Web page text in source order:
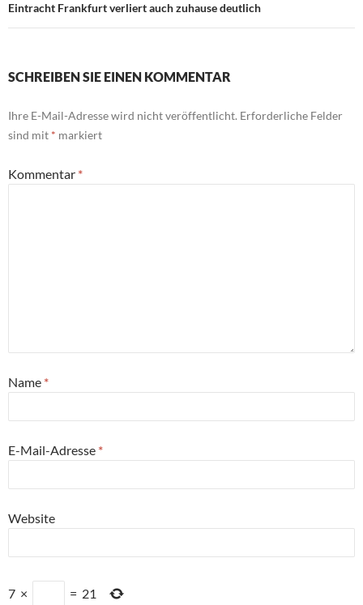
Eintracht Frankfurt verliert auch zuhause deutlich
SCHREIBEN SIE EINEN KOMMENTAR
Ihre E-Mail-Adresse wird nicht veröffentlicht. Erforderliche Felder
sind mit * markiert
Kommentar *
Name *
E-Mail-Adresse *
Website
7 × = 21